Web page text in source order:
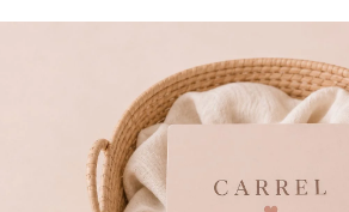
Ιδανικό για την αλλαξιέρα,
το κρεβάτι ή τη βόλτα,
προσφέροντας προστασία
και άνεση στο μωρό.